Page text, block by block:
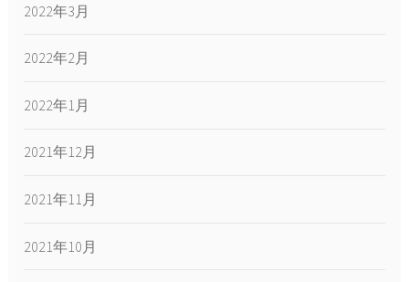
2022年3月
2022年2月
2022年1月
2021年12月
2021年11月
2021年10月